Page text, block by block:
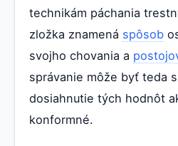
technikám páchania
zložka znamená spôsob
svojho chovania a
správanie môže byť teda
dosiahnutie tých hodnôt
konformné.